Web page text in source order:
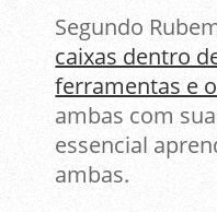
Segundo
caixas dentro
ferramentas e
ambas com
essencial
ambas.